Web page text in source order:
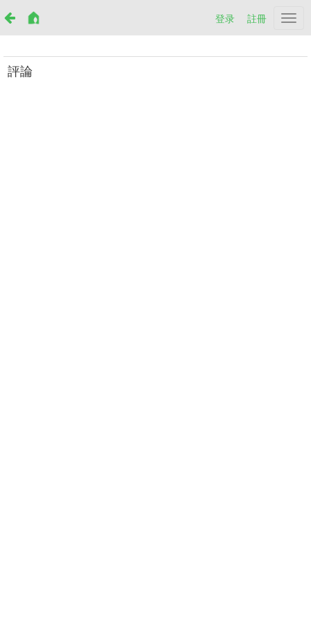
登录 註冊
評論